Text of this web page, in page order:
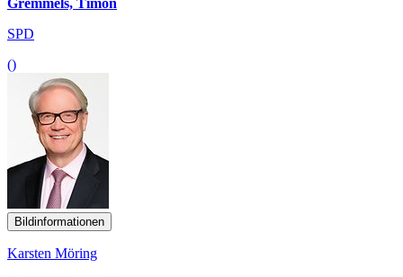
Gremmels, Timon
SPD
()
Bildinformationen
Karsten Möring